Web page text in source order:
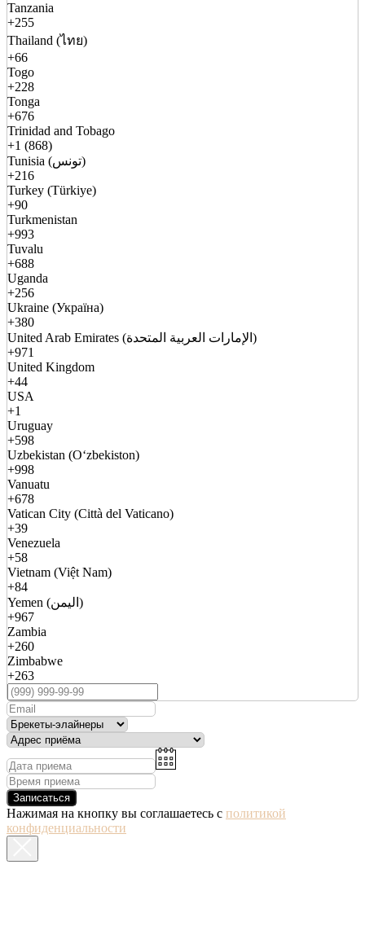
Tanzania
+255
Thailand (ไทย)
+66
Togo
+228
Tonga
+676
Trinidad and Tobago
+1 (868)
Tunisia (تونس)
+216
Turkey (Türkiye)
+90
Turkmenistan
+993
Tuvalu
+688
Uganda
+256
Ukraine (Україна)
+380
United Arab Emirates (الإمارات العربية المتحدة)
+971
United Kingdom
+44
USA
+1
Uruguay
+598
Uzbekistan (Oʻzbekiston)
+998
Vanuatu
+678
Vatican City (Città del Vaticano)
+39
Venezuela
+58
Vietnam (Việt Nam)
+84
Yemen (اليمن)
+967
Zambia
+260
Zimbabwe
+263
Записаться
Нажимая на кнопку вы соглашаетесь с политикой
конфиденциальности